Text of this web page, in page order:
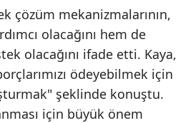
çözüm mekanizmalarının,
olacağını hem de
olacağını ifade etti. Kaya,
ödeyebilmek için
şeklinde konuştu.
için büyük önem